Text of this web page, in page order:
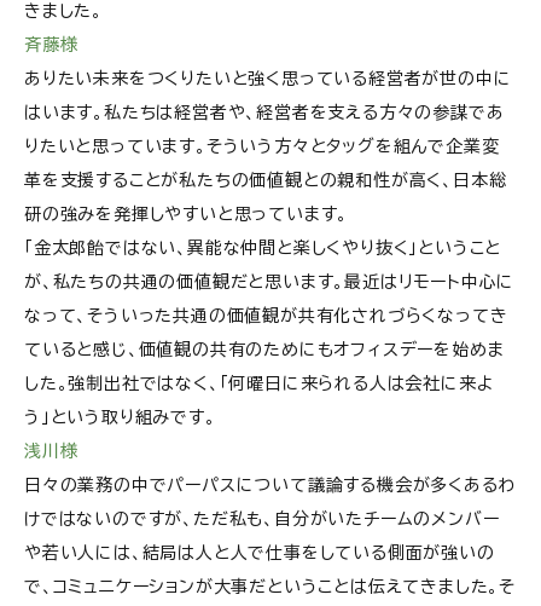
きました。
斉藤様
ありたい未来をつくりたいと強く思っている経営者が世の中に
はいます。私たちは経営者や、経営者を支える方々の参謀であ
りたいと思っています。そういう方々とタッグを組んで企業変
革を支援することが私たちの価値観との親和性が高く、日本総
研の強みを発揮しやすいと思っています。
「金太郎飴ではない、異能な仲間と楽しくやり抜く」ということ
が、私たちの共通の価値観だと思います。最近はリモート中心に
なって、そういった共通の価値観が共有化されづらくなってき
ていると感じ、価値観の共有のためにもオフィスデーを始めま
した。強制出社ではなく、「何曜日に来られる人は会社に来よ
う」という取り組みです。
浅川様
日々の業務の中でパーパスについて議論する機会が多くあるわ
けではないのですが、ただ私も、自分がいたチームのメンバー
や若い人には、結局は人と人で仕事をしている側面が強いの
で、コミュニケーションが大事だということは伝えてきました。そ